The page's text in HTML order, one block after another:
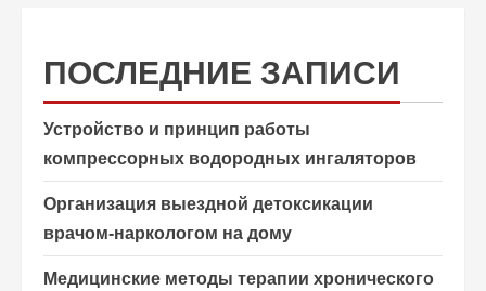
ПОСЛЕДНИЕ ЗАПИСИ
Устройство и принцип работы
компрессорных водородных ингаляторов
Организация выездной детоксикации
врачом-наркологом на дому
Медицинские методы терапии хронического